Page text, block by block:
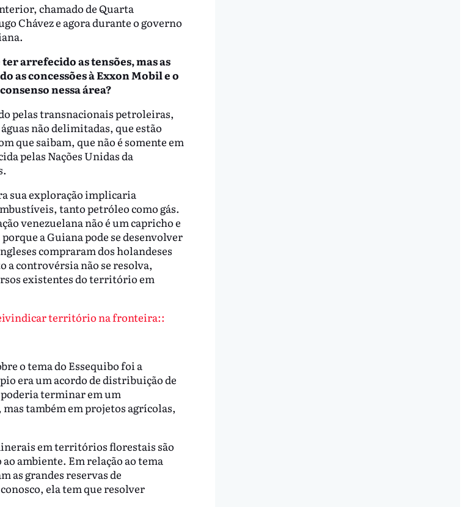
chamado de Quarta
Chávez e agora durante o governo
arrefecido as tensões, mas as
as concessões à Exxon Mobil e o
nessa área?
pelas transnacionais petroleiras,
não delimitadas, que estão
que saibam, que não é somente em
pelas Nações Unidas da
sua exploração implicaria
tanto petróleo como gás.
venezuelana não é um capricho e
a Guiana pode se desenvolver
compraram dos holandeses
a controvérsia não se resolva,
existentes do território em
território na fronteira::
o tema do Essequibo foi a
era um acordo de distribuição de
poderia terminar em um
também em projetos agrícolas,
em territórios florestais são
ambiente. Em relação ao tema
as grandes reservas de
ela tem que resolver